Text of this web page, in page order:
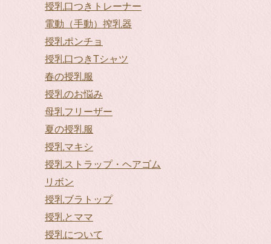
授乳口つきトレーナー
電動（手動）搾乳器
授乳ポンチョ
授乳口つきTシャツ
春の授乳服
授乳のお悩み
母乳フリーザー
夏の授乳服
授乳マキシ
授乳ストラップ・ヘアゴム
リボン
授乳ブラトップ
授乳とママ
授乳について